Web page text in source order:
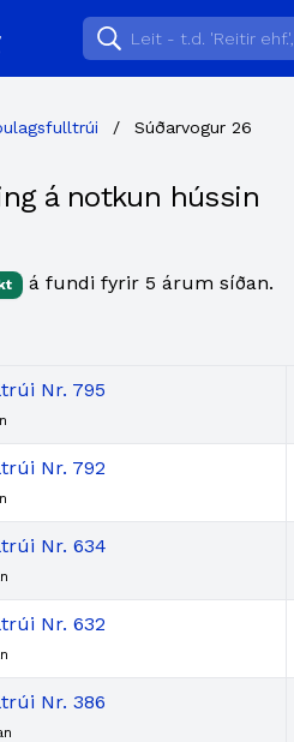
/ Súðarvogur 26
á notkun hússin
á fundi fyrir 5 árum síðan.
Nr. 795
Nr. 792
Nr. 634
Nr. 632
Nr. 386